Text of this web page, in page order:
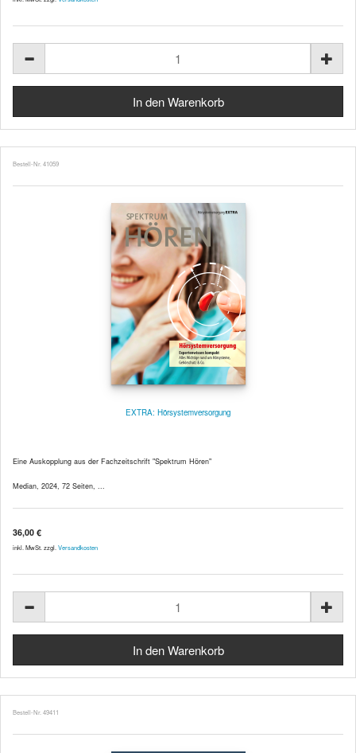
Bestell-Nr. 41059
EXTRA: Hörsystemversorgung
Eine Auskopplung aus der Fachzeitschrift "Spektrum Hören"
Median, 2024, 72 Seiten, ...
36,00 €
inkl. MwSt. zzgl. Versandkosten
Bestell-Nr. 49411